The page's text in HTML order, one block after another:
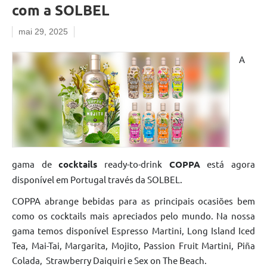
com a SOLBEL
mai 29, 2025
A
gama decocktails ready-to-drink COPPAestá agora
disponível em Portugal través da SOLBEL.
COPPA abrange bebidas para as principais ocasiões bem
como os cocktails mais apreciados pelo mundo. Na nossa
gama temos disponível Espresso Martini, Long Island Iced
Tea, Mai-Tai, Margarita, Mojito, Passion Fruit Martini, Piña
Colada, Strawberry Daiquiri e Sex on The Beach.